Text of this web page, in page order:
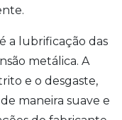
a lubrificação das
metálica. A
e o desgaste,
maneira suave e